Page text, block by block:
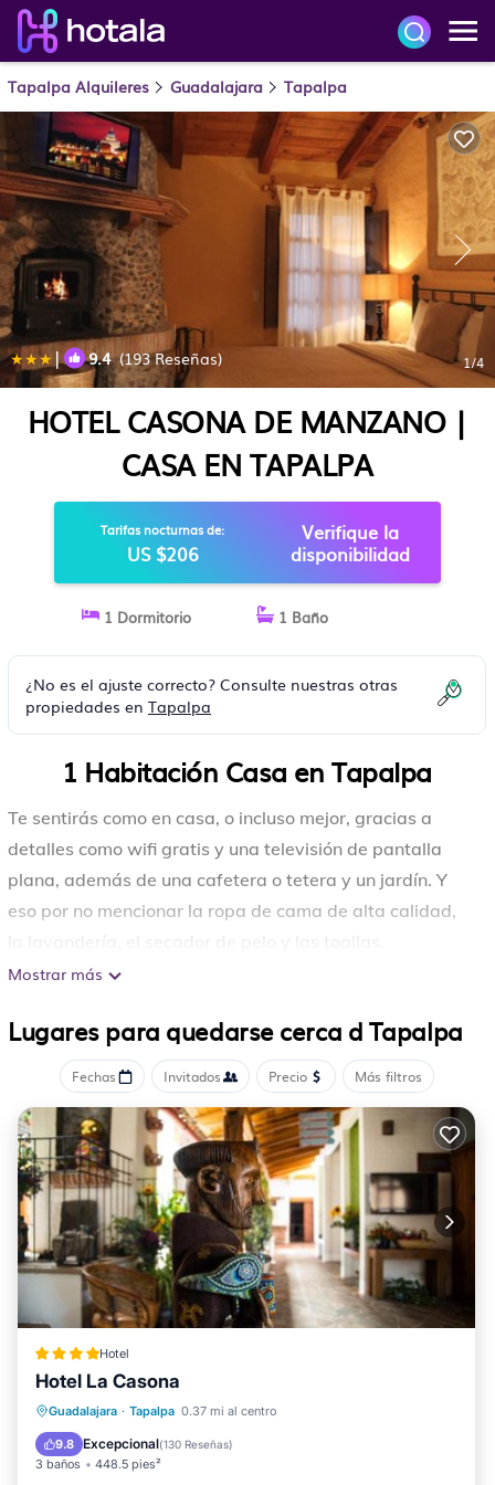
Tapalpa Alquileres Guadalajara Tapalpa
| 9.4(193 Reseñas) 1/4
HOTEL CASONA DE MANZANO |
CASA EN TAPALPA
Tarifas nocturnas de:
US $206
Verifique la
disponibilidad
1 Dormitorio 1 Baño
¿No es el ajuste correcto? Consulte nuestras otras
propiedades en Tapalpa
1 Habitación Casa en Tapalpa
Te sentirás como en casa, o incluso mejor, gracias a
detalles como wifi gratis y una televisión de pantalla
plana, además de una cafetera o tetera y un jardín. Y
eso por no mencionar la ropa de cama de alta calidad,
la lavandería, el secador de pelo y las toallas.
Mostrar más
Lugares para quedarse cerca d Tapalpa
Fechas Invitados Precio Más filtros
Hotel
Hotel La Casona
Guadalajara · Tapalpa 0.37 mi al centro
9.8 Excepcional(130 Reseñas)
3 baños 448.5 pies²
Desayuno
Aparcamiento
Balcón/Terraza